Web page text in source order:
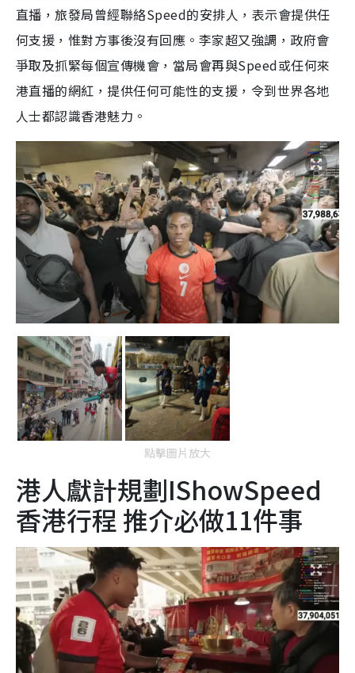
直播，旅發局曾經聯絡Speed的安排人，表示會提供任
何支援，惟對方事後沒有回應。李家超又強調，政府會
爭取及抓緊每個宣傳機會，當局會再與Speed或任何來
港直播的網紅，提供任何可能性的支援，令到世界各地
人士都認識香港魅力。
點擊圖片放大
港人獻計規劃IShowSpeed
香港行程 推介必做11件事